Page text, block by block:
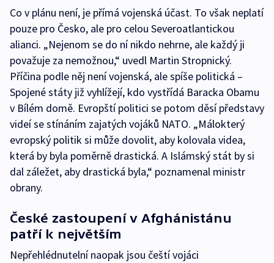
Co v plánu není, je přímá vojenská účast. To však neplatí
pouze pro Česko, ale pro celou Severoatlantickou
alianci. „Nejenom se do ní nikdo nehrne, ale každý ji
považuje za nemožnou,“ uvedl Martin Stropnický.
Příčina podle něj není vojenská, ale spíše politická –
Spojené státy již vyhlížejí, kdo vystřídá Baracka Obamu
v Bílém domě. Evropští politici se potom děsí představy
videí se stínáním zajatých vojáků NATO. „Málokterý
evropský politik si může dovolit, aby kolovala videa,
která by byla poměrně drastická. A Islámský stát by si
dal záležet, aby drastická byla,“ poznamenal ministr
obrany.
České zastoupení v Afghánistánu
patří k největším
Nepřehlédnutelní naopak jsou čeští vojáci